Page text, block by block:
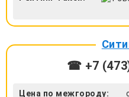
☎ +7
Цена по межгороду: